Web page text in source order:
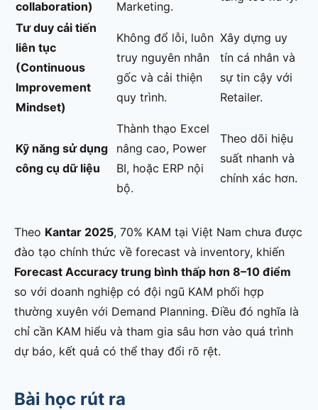
collaboration) Marketing.
Tư duy cải tiến
liên tục
(Continuous
Improvement
Mindset)
Không đổ lỗi, luôn
truy nguyên nhân
gốc và cải thiện
quy trình.
Xây dựng uy
tín cá nhân và
sự tin cậy với
Retailer.
Kỹ năng sử dụng
công cụ dữ liệu
Thành thạo Excel
nâng cao, Power
BI, hoặc ERP nội
bộ.
Theo dõi hiệu
suất nhanh và
chính xác hơn.
Theo Kantar 2025, 70% KAM tại Việt Nam chưa được
đào tạo chính thức về forecast và inventory, khiến
Forecast Accuracy trung bình thấp hơn 8–10 điểm
so với doanh nghiệp có đội ngũ KAM phối hợp
thường xuyên với Demand Planning. Điều đó nghĩa là
chỉ cần KAM hiểu và tham gia sâu hơn vào quá trình
dự báo, kết quả có thể thay đổi rõ rệt.
Bài học rút ra